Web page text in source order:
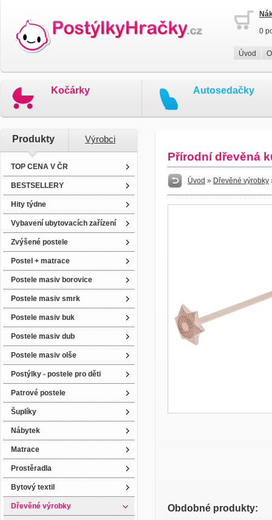
0
Úvod
Kočárky Autosedačky
Produkty Výrobci
TOP CENA V ČR
BESTSELLERY
Hity týdne
Vybavení ubytovacích zařízení
Zvýšené postele
Postel + matrace
Postele masiv borovice
Postele masiv smrk
Postele masiv buk
Postele masiv dub
Postele masiv olše
Postýlky - postele pro děti
Patrové postele
Šuplíky
Nábytek
Matrace
Prostěradla
Bytový textil
Dřevěné výrobky
Přírodní dřevěná
Úvod » Dřevěné výrobky
Obdobné produkty: